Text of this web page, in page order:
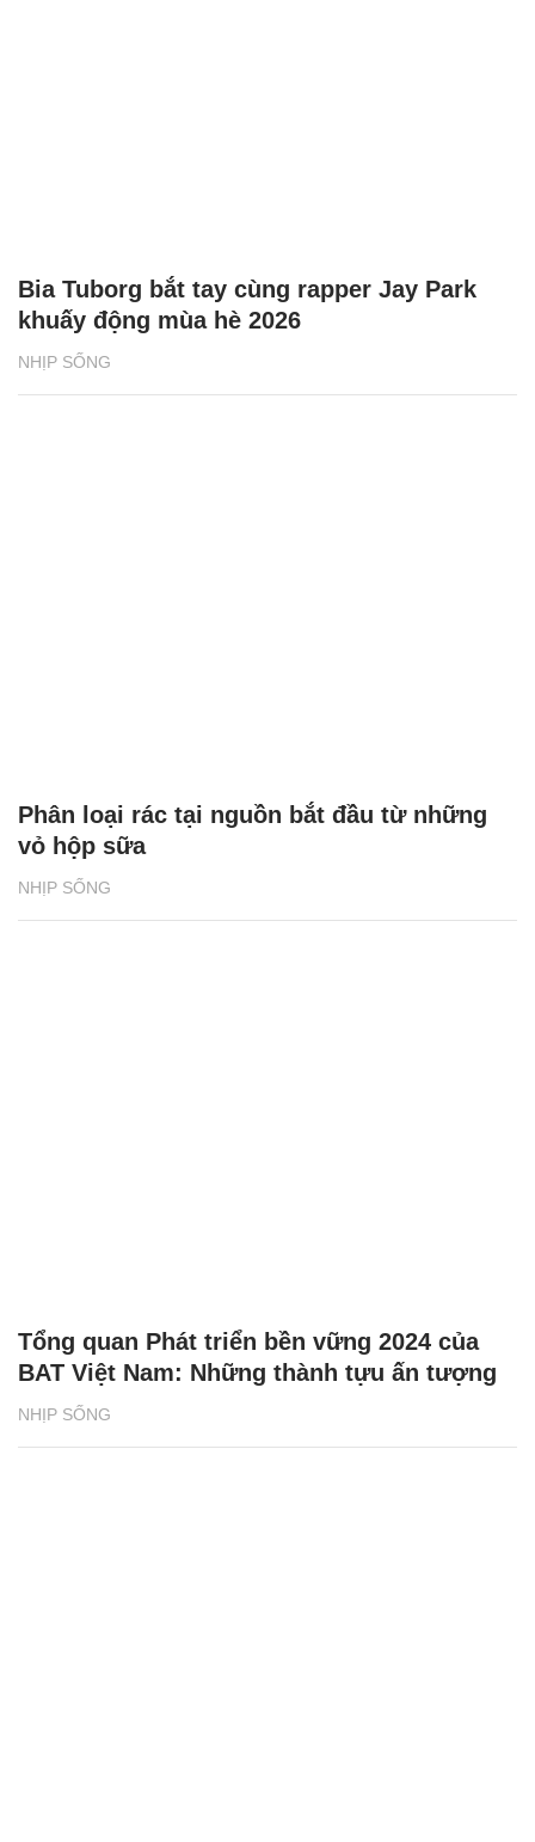
NHỊP SỐNG
Bia Tuborg bắt tay cùng rapper Jay Park
khuấy động mùa hè 2026
NHỊP SỐNG
Phân loại rác tại nguồn bắt đầu từ những
vỏ hộp sữa
NHỊP SỐNG
Tổng quan Phát triển bền vững 2024 của
BAT Việt Nam: Những thành tựu ấn tượng